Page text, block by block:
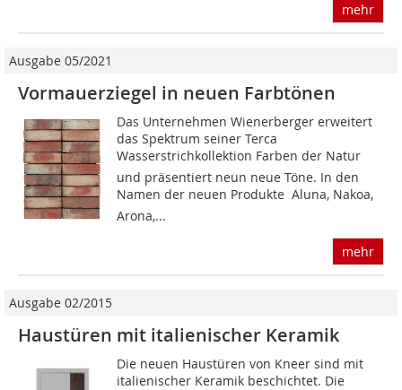
mehr
Ausgabe 05/2021
Vormauerziegel in neuen Farbtönen
Das Unternehmen Wienerberger erweitert
das Spektrum seiner Terca
Wasserstrichkollektion Farben der Natur
und präsentiert neun neue Töne. In den
Namen der neuen Produkte  Aluna, Nakoa,
Arona,...
mehr
Ausgabe 02/2015
Haustüren mit italienischer Keramik
Die neuen Haustüren von Kneer sind mit
italienischer Keramik beschichtet. Die